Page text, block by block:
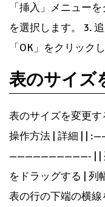
「挿入」メニュー
を選択します。 3.
「OK」をクリック
表のサイズ
表のサイズを変更
操作方法 | 詳細 | |
——————————- | |
をドラッグする | 列
表の行の下端の横